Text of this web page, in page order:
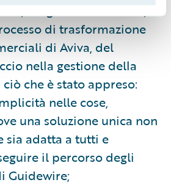
Programme Director,
di trasformazione
di Aviva, del
nella gestione della
che è stato appreso:
nelle cose,
una soluzione unica non
sia adatta a tutti e
il percorso degli
Guidewire;